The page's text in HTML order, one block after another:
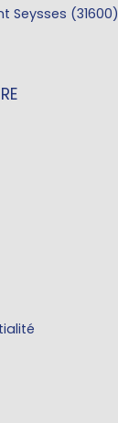
Seysses (31600)